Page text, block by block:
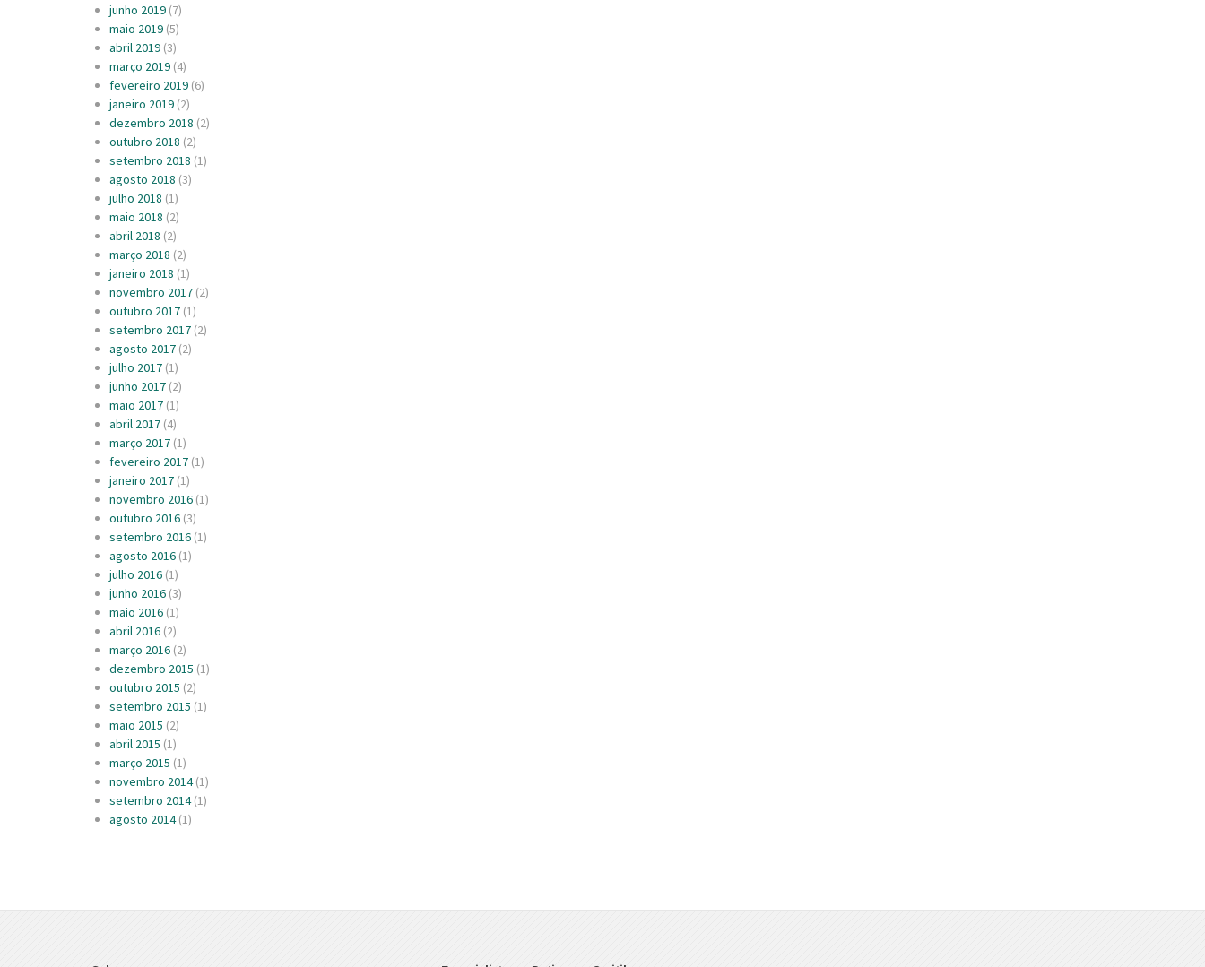
junho 2019 (7)
maio 2019 (5)
abril 2019 (3)
março 2019 (4)
fevereiro 2019 (6)
janeiro 2019 (2)
dezembro 2018 (2)
outubro 2018 (2)
setembro 2018 (1)
agosto 2018 (3)
julho 2018 (1)
maio 2018 (2)
abril 2018 (2)
março 2018 (2)
janeiro 2018 (1)
novembro 2017 (2)
outubro 2017 (1)
setembro 2017 (2)
agosto 2017 (2)
julho 2017 (1)
junho 2017 (2)
maio 2017 (1)
abril 2017 (4)
março 2017 (1)
fevereiro 2017 (1)
janeiro 2017 (1)
novembro 2016 (1)
outubro 2016 (3)
setembro 2016 (1)
agosto 2016 (1)
julho 2016 (1)
junho 2016 (3)
maio 2016 (1)
abril 2016 (2)
março 2016 (2)
dezembro 2015 (1)
outubro 2015 (2)
setembro 2015 (1)
maio 2015 (2)
abril 2015 (1)
março 2015 (1)
novembro 2014(1)
setembro 2014(1)
agosto 2014(1)